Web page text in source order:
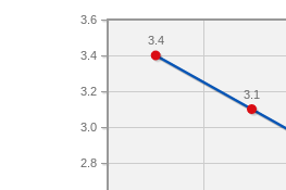
2.8
3.0
3.2
3.4
3.6
3.1
3.4